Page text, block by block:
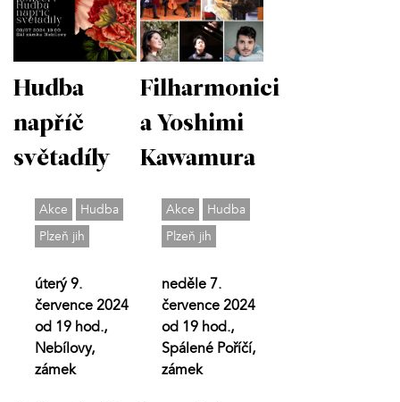
Hudba
napříč
světadíly
Akce
Hudba
Plzeň jih
úterý 9.
července 2024
od 19 hod.,
Nebílovy,
zámek
Filharmonici
a Yoshimi
Kawamura
Akce
Hudba
Plzeň jih
neděle 7.
července 2024
od 19 hod.,
Spálené Poříčí,
zámek